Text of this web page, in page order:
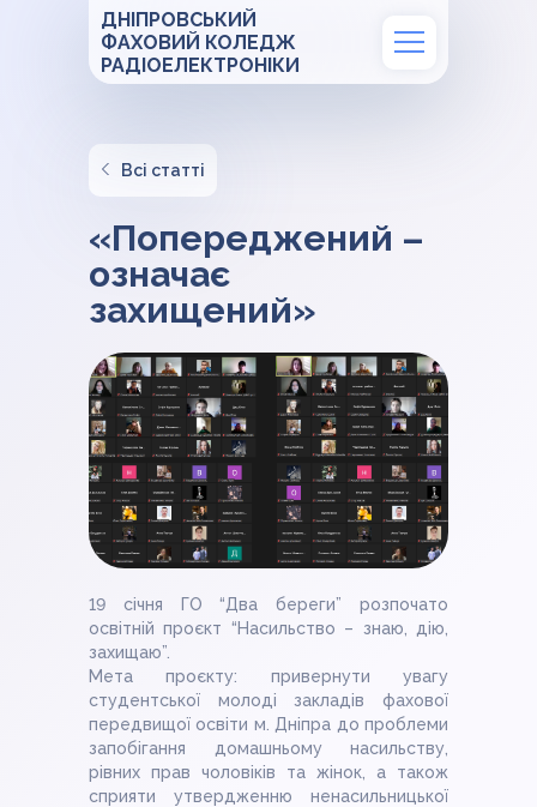
ДНІПРОВСЬКИЙ
ФАХОВИЙ КОЛЕДЖ
РАДІОЕЛЕКТРОНІКИ
Всі статті
«Попереджений –
означає
захищений»
19 січня ГО “Два береги” розпочато
освітній проєкт “Насильство – знаю, дію,
захищаю”.
Мета проєкту: привернути увагу
студентської молоді закладів фахової
передвищої освіти м. Дніпра до проблеми
запобігання домашньому насильству,
рівних прав чоловіків та жінок, а також
сприяти утвердженню ненасильницької